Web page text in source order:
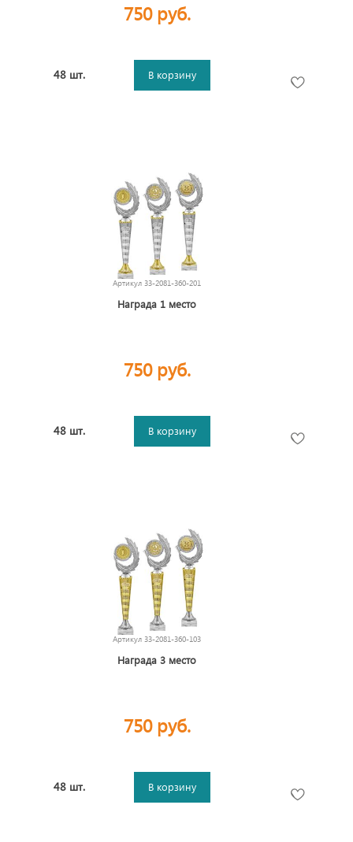
750 руб.
48 шт. В корзину
Артикул 33-2081-360-201
Награда 1 место
750 руб.
48 шт. В корзину
Артикул 33-2081-360-103
Награда 3 место
750 руб.
48 шт. В корзину